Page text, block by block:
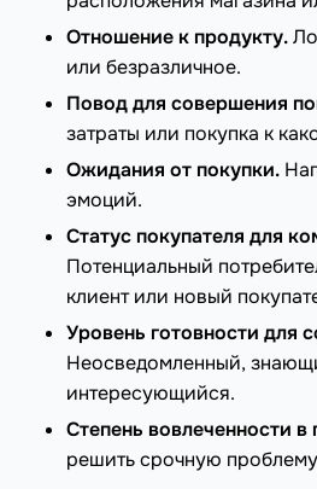
Отношение к продукту.
или безразличное.
Повод для совершения
затраты или покупка к
Ожидания от покупки.
эмоций.
Статус покупателя для
Потенциальный
клиент или новый
Уровень готовности для
Неосведомленный,
интересующийся.
Степень вовлеченности в
решить срочную